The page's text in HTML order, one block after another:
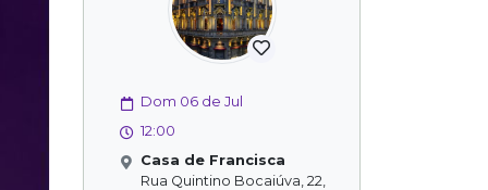
Dom 06 de Jul
12:00
Casa de Francisca
Rua Quintino Bocaiúva, 22,